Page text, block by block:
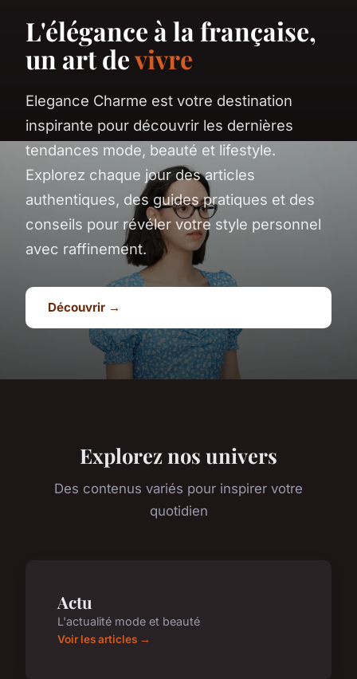
L'élégance à la française,
un art devivre
Elegance Charme est votre destination
inspirante pour découvrir les dernières
tendances mode, beauté et lifestyle.
Explorez chaque jour des articles
authentiques, des guides pratiques et des
conseils pour révéler votre style personnel
avec raffinement.
Découvrir →
Explorez nos univers
Des contenus variés pour inspirer votre
quotidien
Actu
L'actualité mode et beauté
Voir les articles →